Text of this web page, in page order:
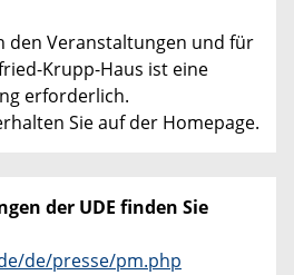
den Veranstaltungen und für
Krupp-Haus ist eine
erforderlich.
Sie auf der Homepage.
der UDE finden Sie
de/presse/pm.php